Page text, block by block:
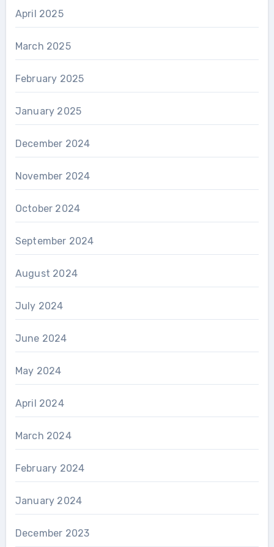
April 2025
March 2025
February 2025
January 2025
December 2024
November 2024
October 2024
September 2024
August 2024
July 2024
June 2024
May 2024
April 2024
March 2024
February 2024
January 2024
December 2023